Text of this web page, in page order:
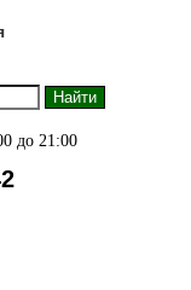
до 21:00